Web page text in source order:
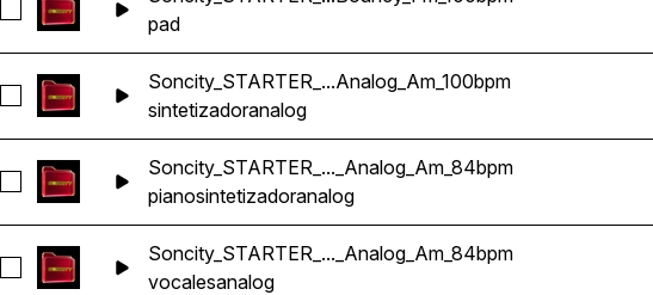
Seleccionar Soncity_STARTER_Ekis_PAD_Reggaeton_Bouncy_Fm_100bpm
pad
Seleccionar Soncity_STARTER_Galgo_Reggaeton_Analog_Am_100bpm
Soncity_STARTER_...Analog_Am_100bpm
sintetizadoranalog
Seleccionar Soncity_STARTER_Ninfo_Reggaeton_Analog_Am_84bpm
Soncity_STARTER_..._Analog_Am_84bpm
pianosintetizadoranalog
Seleccionar Soncity_STARTER_Ninfo_Vox_Reggaeton_Analog_Am_84bpm
Soncity_STARTER_..._Analog_Am_84bpm
vocalesanalog